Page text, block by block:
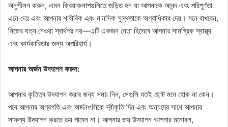
অনুশীলন করুন, এমন ক্রিয়াকলাপগুলিতে জড়িত হন যা আপনাকে আনন্দ এবং পরিপূর্ণতা
এনে দেয় এবং আপনার শারীরিক এবং মানসিক সুস্থতাকে অগ্রাধিকার দেয়। মনে রাখবেন,
নিজের যত্ন নেওয়া স্বার্থপর নয়—এটি একজন নেতা হিসেবে আপনার সামগ্রিক স্বাস্থ্য
এবং কার্যকারিতার জন্য অপরিহার্য।
আপনার অর্জন উদযাপন করুন:
আপনার কৃতিত্ব উদযাপন করার জন্য সময় নিন, সেগুলি যতই ছোট মনে হোক না কেন।
পথে আপনার অগ্রগতি এবং অর্জনগুলিকে স্বীকৃতি দিন এবং অন্যদের সাথে আপনার
সাফল্য উদযাপন করতে ভয় পাবেন না। আপনার জয় উদযাপন আপনার মনোবল,